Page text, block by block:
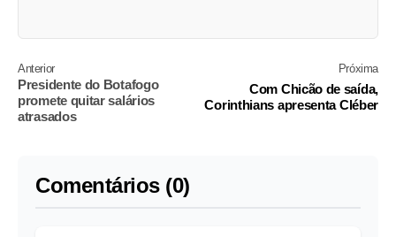
Anterior
Presidente do Botafogo
promete quitar salários
atrasados
Próxima
Com Chicão de saída,
Corinthians apresenta Cléber
Comentários (0)